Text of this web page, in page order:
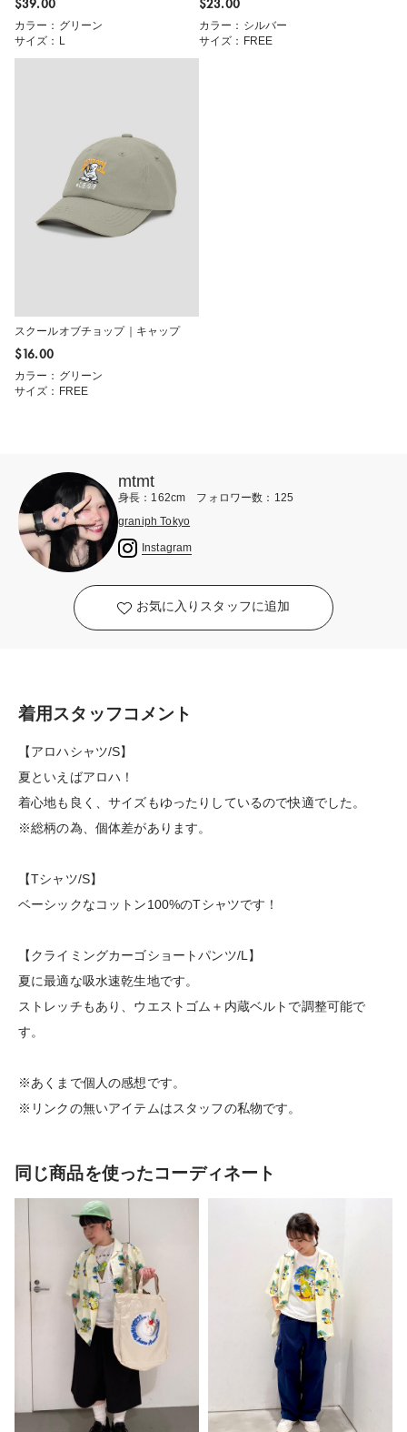
$‌39.00
カラー：グリーン
サイズ：L
$‌23.00
カラー：シルバー
サイズ：FREE
スクールオブチョップ｜キャップ
$‌16.00
カラー：グリーン
サイズ：FREE
mtmt
身長：162cm フォロワー数：125
graniph Tokyo
Instagram
お気に入りスタッフに追加
着用スタッフコメント
【アロハシャツ/S】
夏といえばアロハ！
着心地も良く、サイズもゆったりしているので快適でした。
※総柄の為、個体差があります。
【Tシャツ/S】
ベーシックなコットン100%のTシャツです！
【クライミングカーゴショートパンツ/L】
夏に最適な吸水速乾生地です。
ストレッチもあり、ウエストゴム＋内蔵ベルトで調整可能で
す。
※あくまで個人の感想です。
※リンクの無いアイテムはスタッフの私物です。
同じ商品を使ったコーディネート